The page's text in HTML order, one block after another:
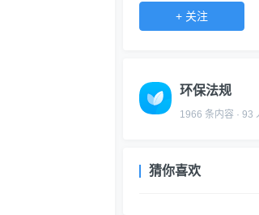
+ 关注
环保法规
1966 条内容 · 93
猜你喜欢